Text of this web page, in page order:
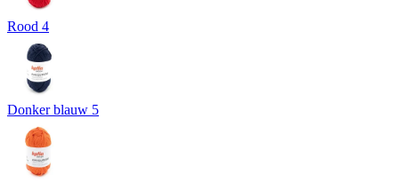
Rood 4
Donker blauw 5